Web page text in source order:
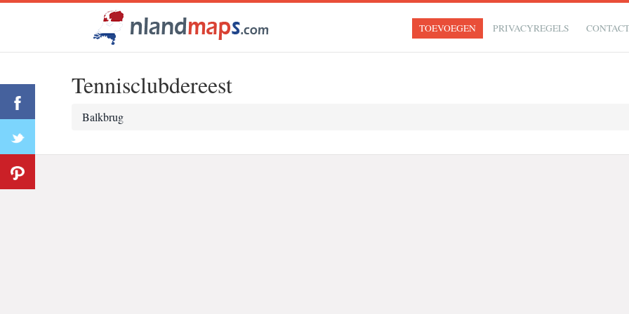
TOEVOEGEN PRIVACYREGELS
Tennisclubdereest
Balkbrug